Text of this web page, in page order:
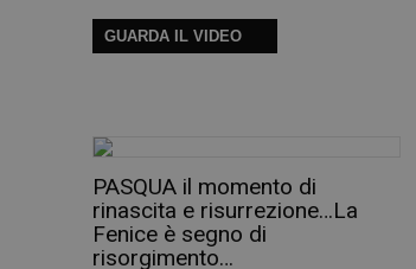
GUARDA IL VIDEO
PASQUA il momento di
rinascita e risurrezione…La
Fenice è segno di
risorgimento…